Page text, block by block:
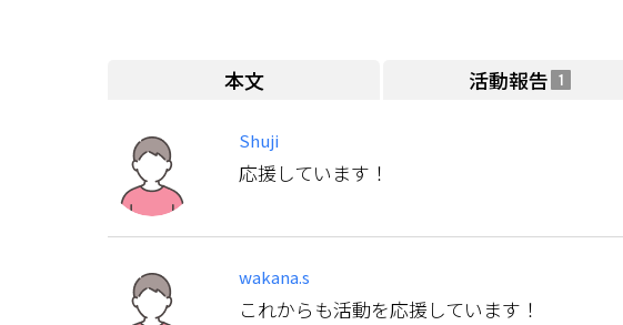
本文 活動報告 1
Shuji
応援しています！
wakana.s
これからも活動を応援しています！